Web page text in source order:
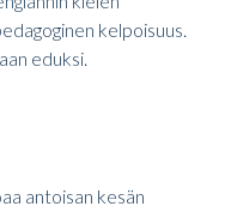
kelpoisuus.
eduksi.
antoisan kesän